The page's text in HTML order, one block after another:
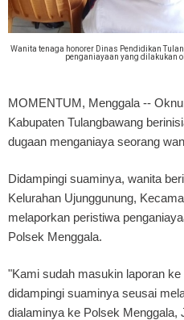
Wanita tenaga honorer Dinas Pendidikan
penganiayaan yang dilakukan
MOMENTUM, Menggala --
Kabupaten Tulangbawang
dugaan menganiaya seorang
Didampingi suaminya, wanita
Kelurahan Ujunggunung,
melaporkan peristiwa
Polsek Menggala.
"Kami sudah masukin laporan
didampingi suaminya seusai
dialaminya ke Polsek Menggala,